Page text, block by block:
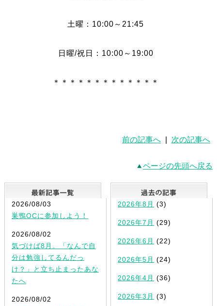
土曜：10:00～21:45
日曜/祝日：10:00～19:00
＊＊＊＊＊＊＊＊＊＊＊＊＊
前の記事へ 次の記事へ
ページの先頭へ戻る
最新記事一覧
2026/08/03
巣鴨OCに参加しよう！
2026/08/02
気づけば8月。「なんで自
分は勉強してるんだっ
け？」と立ち止まったあな
たへ
2026/08/02
2026年8月 (3)
2026年7月 (29)
2026年6月 (22)
2026年5月 (24)
2026年4月 (36)
2026年3月 (3)